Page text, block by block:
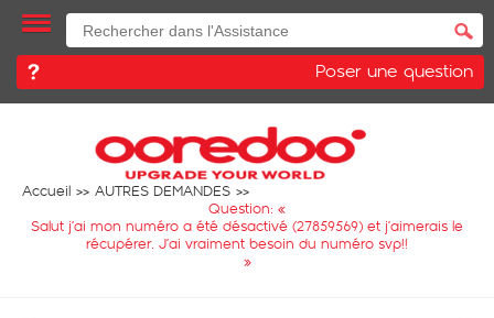
Poser une question
Accueil
AUTRES DEMANDES
Question: «
Salut j’ai mon numéro a été désactivé (27859569) et j’aimerais le
récupérer. J’ai vraiment besoin du numéro svp!!
»